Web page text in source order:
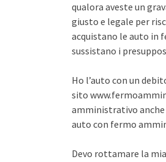
qualora aveste un
giusto e legale per
acquistano le auto in
sussistano i
Ho l’auto con un
sito
amministrativo anche
auto con fermo
Devo rottamare la